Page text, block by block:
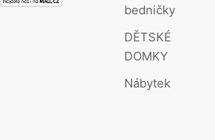
bedničky
DĚTSKÉ
DOMKY
Nábytek